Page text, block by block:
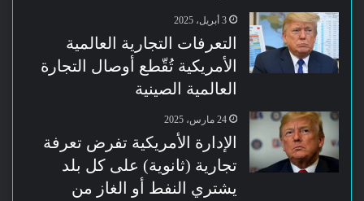
3 أبريل، 2025
التعرفات التجارية العالمية
الأمريكية تُقّطع أوصال التجارة
العالمية الصينية
24 مارس، 2025
الإدارة الأمريكية تفرض تعرفة
تجارية (ثانوية) على كل بلد
يشتري النفط أو الغاز من